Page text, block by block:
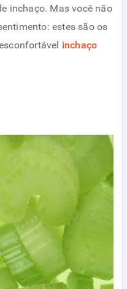
inchaço. Mas você não
estes são os
inchaço